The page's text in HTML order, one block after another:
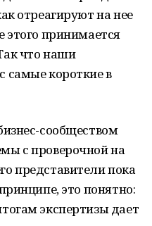
отреагируют на нее
этого принимается
что наши
самые короткие в
сообществом
с проверочной на
представители пока
это понятно:
экспертизы дает